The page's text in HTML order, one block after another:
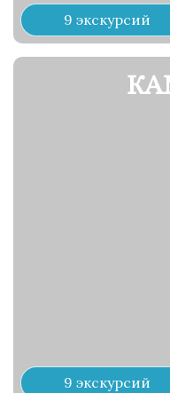
9 экскурсий
9 экскурсий